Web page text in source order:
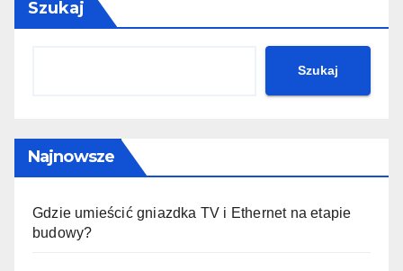
Szukaj
Szukaj
Najnowsze
Gdzie umieścić gniazdka TV i Ethernet na etapie
budowy?